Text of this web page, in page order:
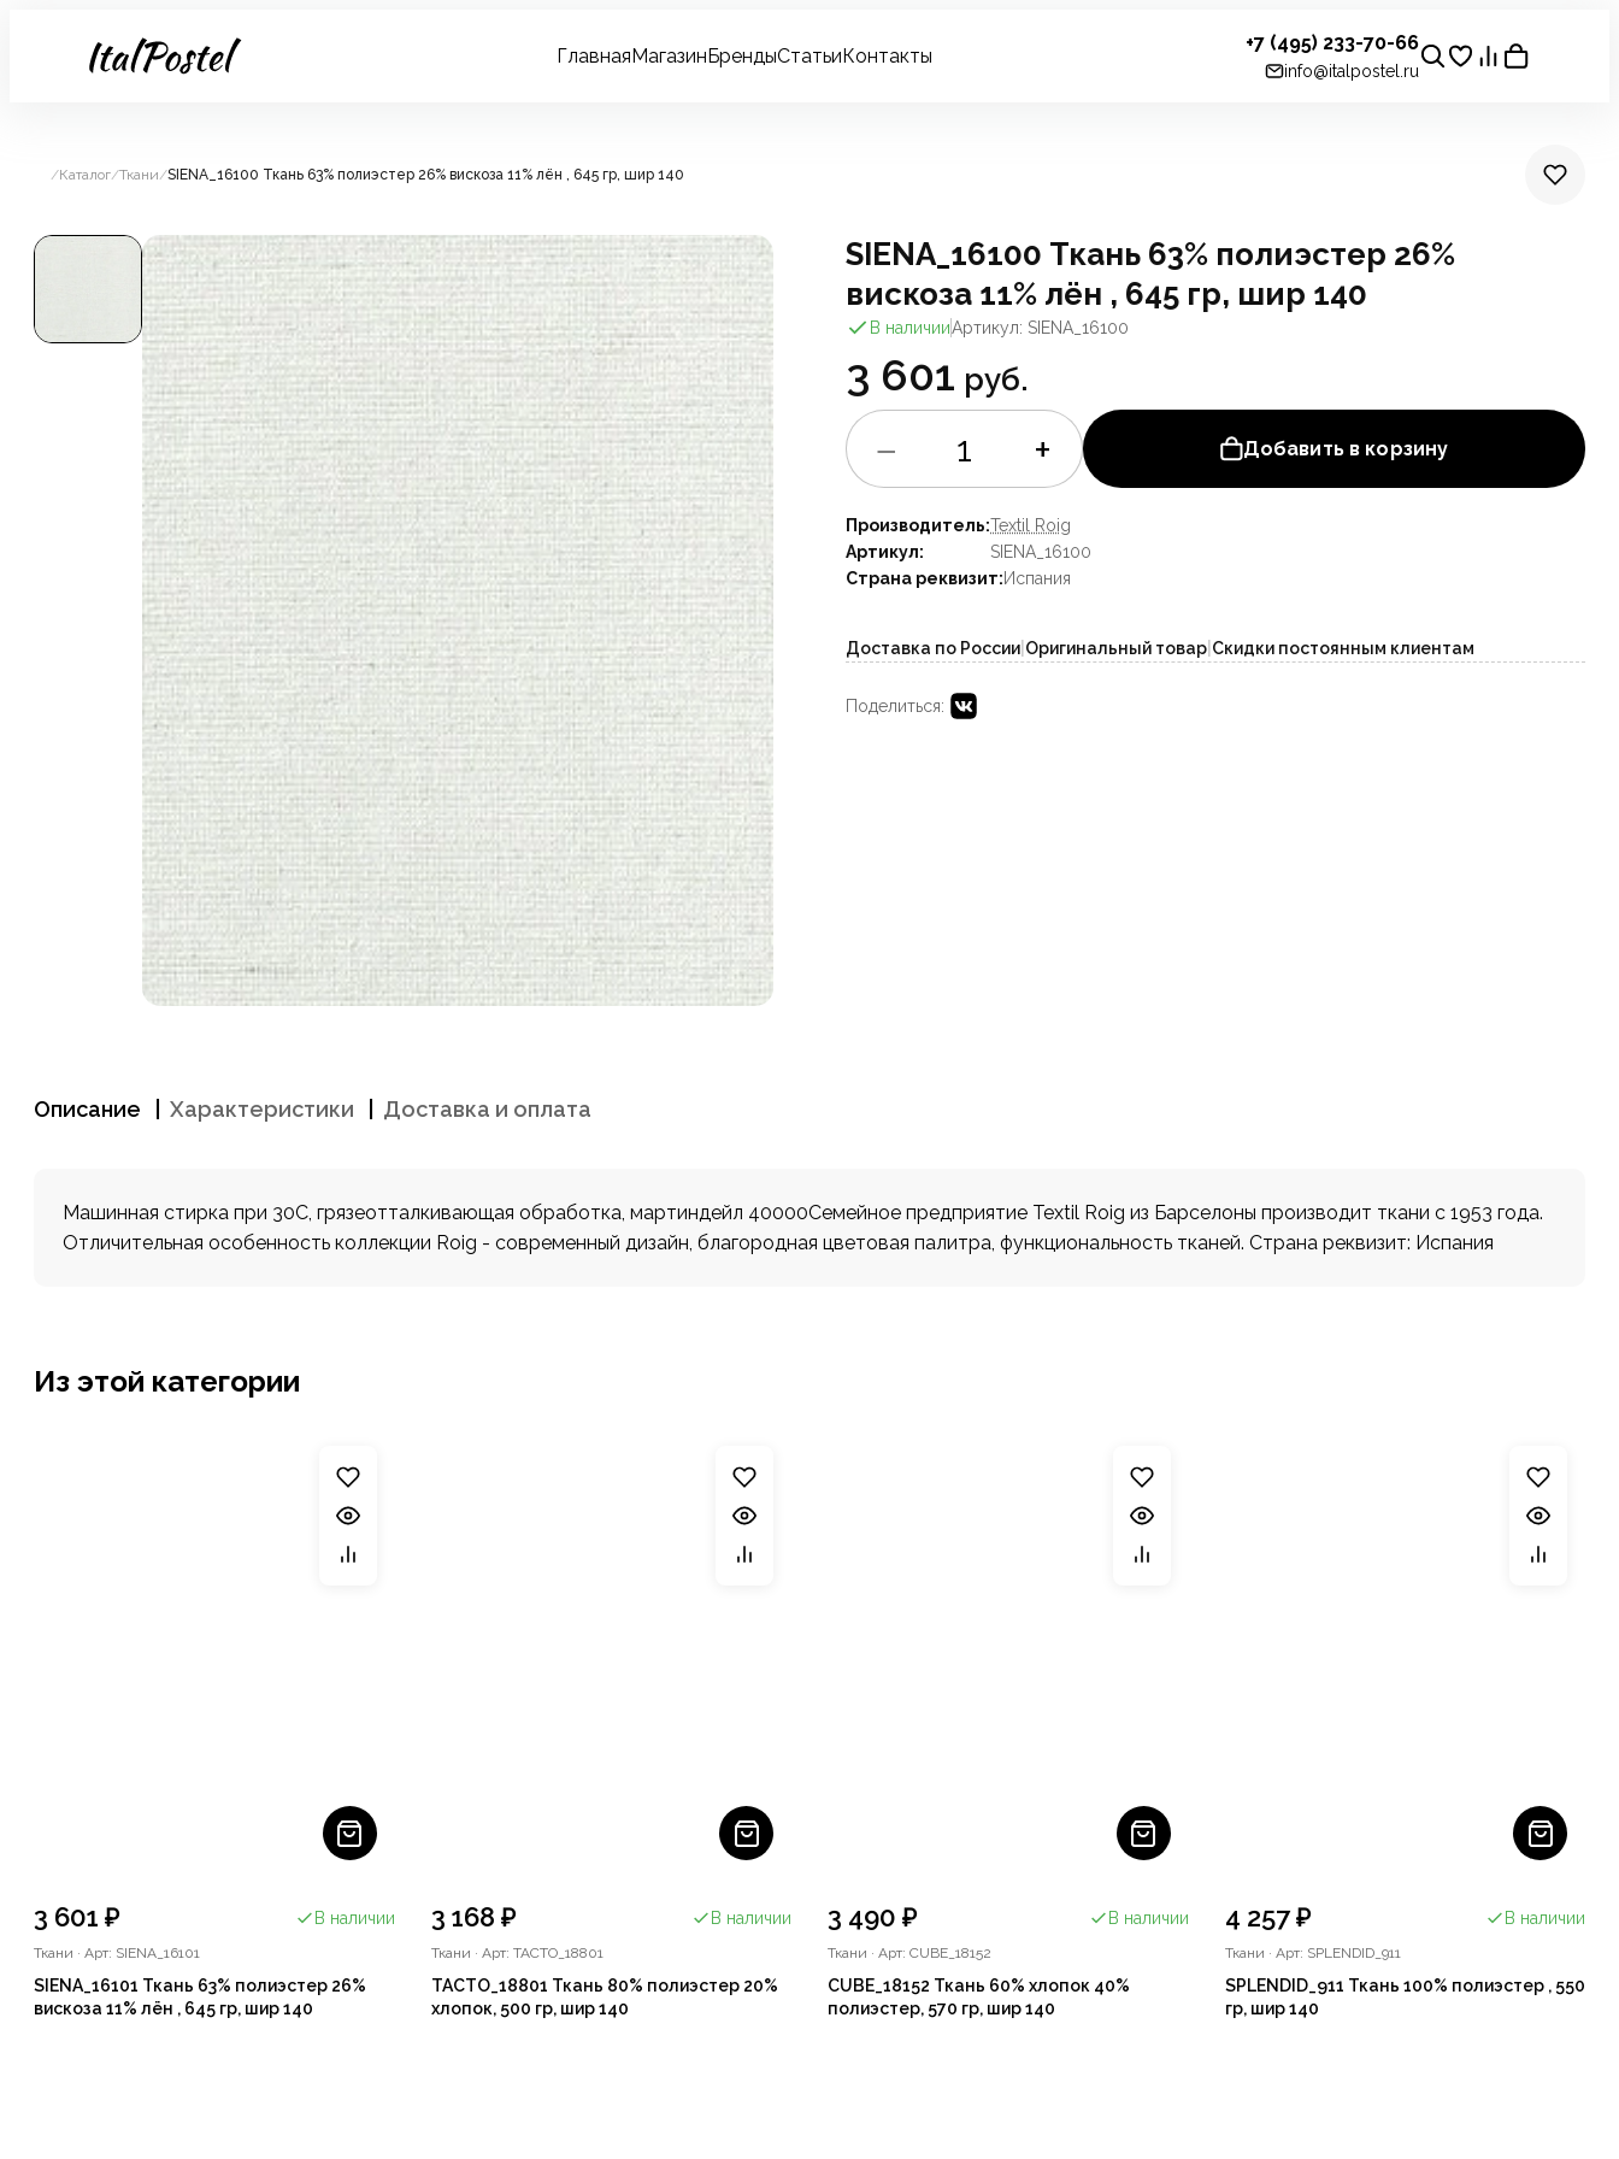
ГлавнаяМагазинБрендыСтатьиКонтакты
+7 (495) 233-70-66
info@italpostel.ru
/Каталог/Ткани/SIENA_16100 Ткань 63% полиэстер 26% вискоза 11% лён , 645 гр, шир 140
SIENA_16100 Ткань 63% полиэстер 26%
вискоза 11% лён , 645 гр, шир 140
В наличииАртикул: SIENA_16100
3 601 руб.
− 1 + Добавить в корзину
Производитель:Textil Roig
Артикул:
SIENA_16100
Страна реквизит:Испания
Доставка по России Оригинальный товар Скидки постоянным клиентам
Поделиться:
Описание Характеристики Доставка и оплата
Машинная стирка при 30С, грязеотталкивающая обработка, мартиндейл 40000Семейное предприятие Textil Roig из Барселоны производит ткани с 1953 года.
Отличительная особенность коллекции Roig - cовременный дизайн, благородная цветовая палитра, функциональность тканей. Страна реквизит: Испания
Из этой категории
3 601 ₽ В наличии
Ткани · Арт: SIENA_16101
SIENA_16101 Ткань 63% полиэстер 26%
вискоза 11% лён , 645 гр, шир 140
3 168 ₽ В наличии
Ткани · Арт: TACTO_18801
TACTO_18801 Ткань 80% полиэстер 20%
хлопок, 500 гр, шир 140
3 490 ₽ В наличии
Ткани · Арт: CUBE_18152
CUBE_18152 Ткань 60% хлопок 40%
полиэстер, 570 гр, шир 140
4 257 ₽ В наличии
Ткани · Арт: SPLENDID_911
SPLENDID_911 Ткань 100% полиэстер , 550
гр, шир 140